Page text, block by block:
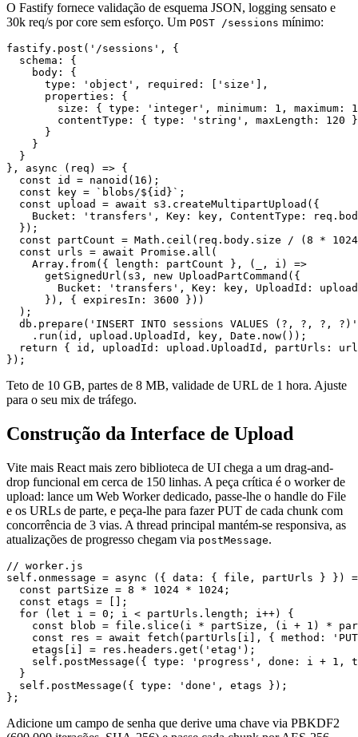
O Fastify fornece validação de esquema JSON, logging sensato e
30k req/s por core sem esforço. Um POST /sessions mínimo:
fastify.post('/sessions', {
  schema: {
    body: {
      type: 'object', required: ['size'],
      properties: {
size: { type: 'integer', minimum: 1, maximum:
        contentType: { type: 'string', maxLength: 120 }
      }
    }
  }
}, async (req) => {
  const id = nanoid(16);
  const key = `blobs/${id}`;
  const upload = await s3.createMultipartUpload({
Bucket: 'transfers', Key: key, ContentType:
  });
const partCount = Math.ceil(req.body.size / (8 *
  const urls = await Promise.all(
    Array.from({ length: partCount }, (_, i) =>
      getSignedUrl(s3, new UploadPartCommand({
Bucket: 'transfers', Key: key, UploadId:
      }), { expiresIn: 3600 }))
  );
db.prepare('INSERT INTO sessions VALUES (?, ?, ?,
    .run(id, upload.UploadId, key, Date.now());
return { id, uploadId: upload.UploadId, partUrls:
Teto de 10 GB, partes de 8 MB, validade de URL de 1 hora. Ajuste
para o seu mix de tráfego.
Construção da Interface de Upload
Vite mais React mais zero biblioteca de UI chega a um drag-and-
drop funcional em cerca de 150 linhas. A peça crítica é o worker de
upload: lance um Web Worker dedicado, passe-lhe o handle do File
e os URLs de parte, e peça-lhe para fazer PUT de cada chunk com
concorrência de 3 vias. A thread principal mantém-se responsiva, as
atualizações de progresso chegam via postMessage.
// worker.js
self.onmessage = async ({ data: { file, partUrls } })
  const partSize = 8 * 1024 * 1024;
  const etags = [];
  for (let i = 0; i < partUrls.length; i++) {
const blob = file.slice(i * partSize, (i + 1) *
const res = await fetch(partUrls[i], { method:
    etags[i] = res.headers.get('etag');
self.postMessage({ type: 'progress', done: i + 1,
  }
  self.postMessage({ type: 'done', etags });
Adicione um campo de senha que derive uma chave via PBKDF2